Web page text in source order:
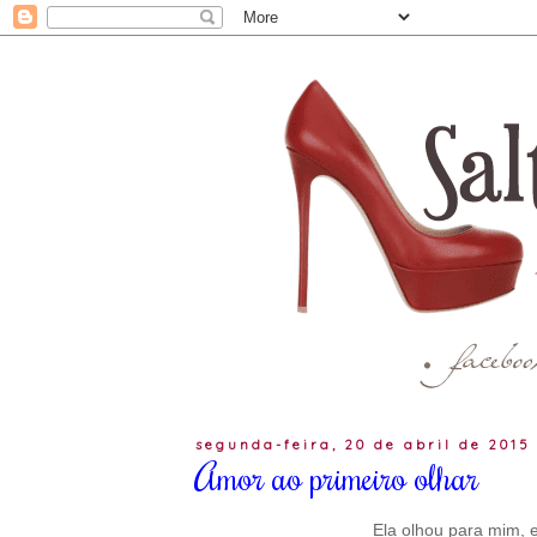
segunda-feira, 20 de abril de 2015
Amor ao primeiro olhar
Ela olhou para mim,